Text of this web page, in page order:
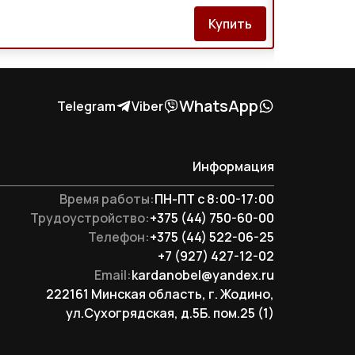
Купить
Telegram Viber WhatsApp
Информация
Время работы:ПН-ПТ с 8:00-17:00
Трудоустройство:+375 (44) 750-60-00
Телефон:+375 (44) 522-06-25
+7 (927) 427-12-02
Email:kardanobel@yandex.ru
222161 Минская область, г. Жодино,
ул.Сухогрядская, д.5Б. пом.25 (1)